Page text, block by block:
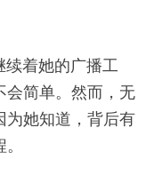
续着她的广播工
会简单。然而，无
为她知道，背后有